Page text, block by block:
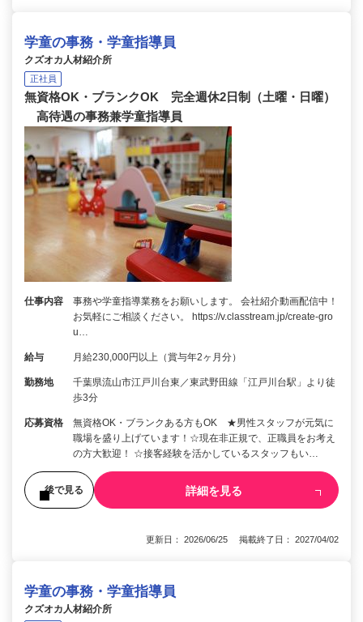
学童の事務・学童指導員
クズオカ人材紹介所
正社員
無資格OK・ブランクOK 完全週休2日制（土曜・日曜）
高待遇の事務兼学童指導員
仕事内容
事務や学童指導業務をお願いします。 会社紹介動画配信中！
お気軽にご相談ください。 https://v.classtream.jp/create-gro
u…
給与 月給230,000円以上（賞与年2ヶ月分）
勤務地
千葉県流山市江戸川台東／東武野田線「江戸川台駅」より徒
歩3分
応募資格
無資格OK・ブランクある方もOK ★男性スタッフが元気に
職場を盛り上げています！☆現在非正規で、正職員をお考え
の方大歓迎！ ☆接客経験を活かしているスタッフもい…
後で見る 詳細を見る
更新日： 2026/06/25 掲載終了日： 2027/04/02
学童の事務・学童指導員
クズオカ人材紹介所